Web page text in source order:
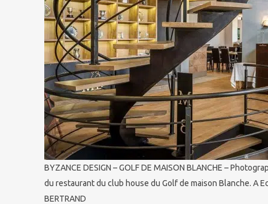
BYZANCE DESIGN – GOLF DE MAISON BLANCHE –
du restaurant du club house du Golf de maison Blanche. A
BERTRAND